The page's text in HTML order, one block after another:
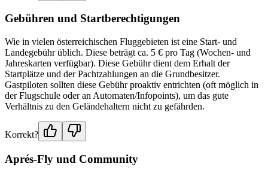
Gebühren und Startberechtigungen
Wie in vielen österreichischen Fluggebieten ist eine Start- und
Landegebühr üblich. Diese beträgt ca. 5 € pro Tag (Wochen- und
Jahreskarten verfügbar). Diese Gebühr dient dem Erhalt der
Startplätze und der Pachtzahlungen an die Grundbesitzer.
Gastpiloten sollten diese Gebühr proaktiv entrichten (oft möglich in
der Flugschule oder an Automaten/Infopoints), um das gute
Verhältnis zu den Geländehaltern nicht zu gefährden.
Korrekt?
Aprés-Fly und Community